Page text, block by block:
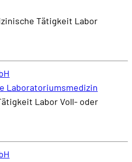
Tätigkeit Labor
Laboratoriumsmedizin
LaborVoll- oder